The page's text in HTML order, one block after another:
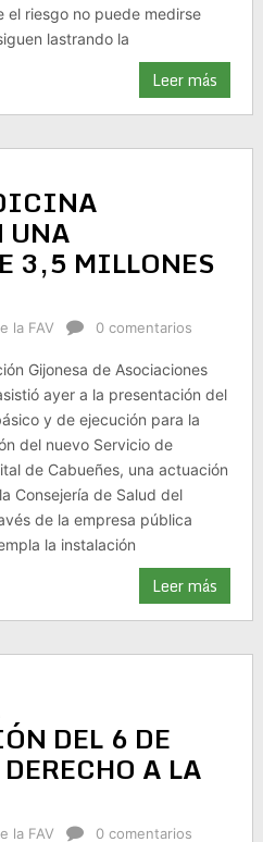
el riesgo no puede medirse
lastrando la
Leer más
UNA
3,5 MILLONES
la FAV 0 comentarios
Gijonesa de Asociaciones
ayer a la presentación del
y de ejecución para la
del nuevo Servicio de
de Cabueñes, una actuación
Consejería de Salud del
de la empresa pública
la instalación
Leer más
DEL 6 DE
A LA
la FAV 0 comentarios